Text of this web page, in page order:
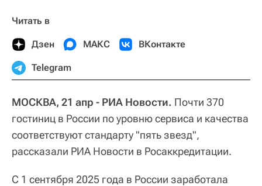
Читать в
Дзен МАКС ВКонтакте
Telegram
МОСКВА, 21 апр - РИА Новости. Почти 370
гостиниц в России по уровню сервиса и качества
соответствуют стандарту "пять звезд",
рассказали РИА Новости в Росаккредитации.
С 1 сентября 2025 года в России заработала